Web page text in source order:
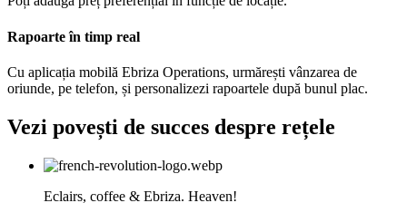
Rapoarte în timp real
Cu aplicația mobilă Ebriza Operations, urmărești vânzarea de
oriunde, pe telefon, și personalizezi rapoartele după bunul plac.
Vezi povești de succes despre rețele
Eclairs, coffee & Ebriza. Heaven!